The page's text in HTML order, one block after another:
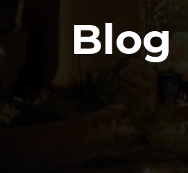
Blog